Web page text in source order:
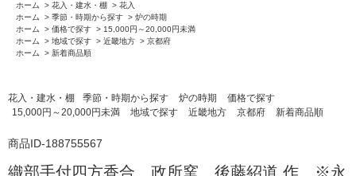
ホーム > 花入・建水・棚 > 花入
ホーム
> 季節・時期から探す > 炉の時期
ホーム
> 価格で探す > 15,000円～20,000円未満
ホーム
> 地域で探す > 近畿地方 > 京都府
ホーム
> 新着商品順
花入・建水・棚 季節・時期から探す 炉の時期
価格で探す
15,000円～20,000円未満
地域で探す 近畿地方 京都府 新着商品順
商品ID-188755567
織部手付四方香合 政所窯 後藤紹道 作 ※永